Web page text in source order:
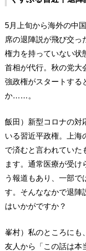
5月上旬から海外の中
席の退陣説が飛び交っ
権力を持っていない状
首相が代行。秋の党大
強政権がスタートする
か……。
飯田）新型コロナの対
いる習近平政権。上海
で済むと言われていた
ます。通常医療が受
う報道もあり、一部で
す。そんななかで退陣
はいかがですか？
峯村）私のところにも
友人から「この話は